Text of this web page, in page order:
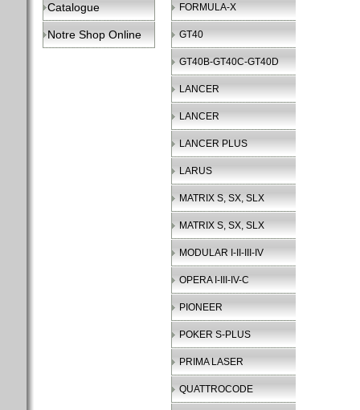
Catalogue
Notre Shop Online
FORMULA-X
GT40
GT40B-GT40C-GT40D
LANCER
LANCER
LANCER PLUS
LARUS
MATRIX S, SX, SLX
MATRIX S, SX, SLX
MODULAR I-II-III-IV
OPERA I-III-IV-C
PIONEER
POKER S-PLUS
PRIMA LASER
QUATTROCODE